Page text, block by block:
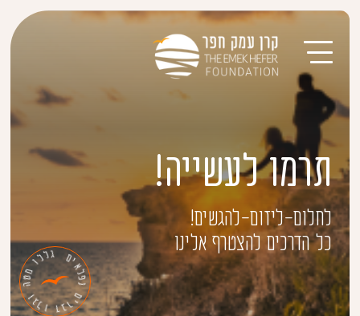
תרמו לעשייה!
לחלום-ליזום-להגשים!
כל הדרכים להצטרף אלינו
םיאל
פ
נ
ם
י
ר
בד ולגו
ה
ט
מ
ו
ללג